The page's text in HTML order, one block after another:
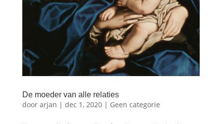
De moeder van alle relaties
door arjan | dec 1, 2020| Geen categorie